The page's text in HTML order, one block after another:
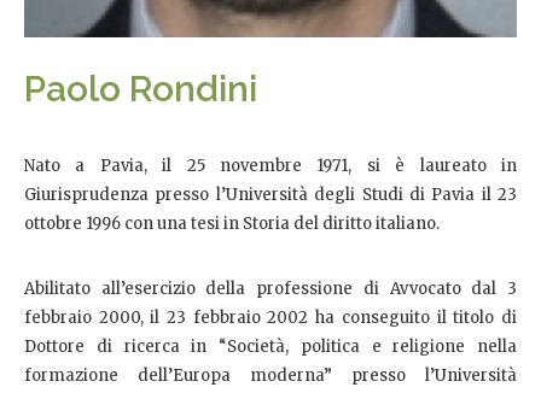
Paolo Rondini
Nato a Pavia, il 25 novembre 1971, si è laureato in
Giurisprudenza presso l’Università degli Studi di Pavia il 23
ottobre 1996 con una tesi in Storia del diritto italiano.
Abilitato all’esercizio della professione di Avvocato dal 3
febbraio 2000, il 23 febbraio 2002 ha conseguito il titolo di
Dottore di ricerca in “Società, politica e religione nella
formazione dell’Europa moderna” presso l’Università